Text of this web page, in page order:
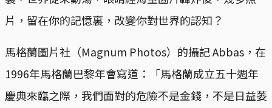
片，留在你的記憶裏，改變你對世界的認知？
馬格蘭圖片社（Magnum Photos）的攝記 Abbas，在
1996年馬格蘭巴黎年會寫道：「馬格蘭成立五十週年
慶典來臨之際，我們面對的危險不是金錢，不是日益萎